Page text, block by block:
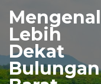
Mengenal
Lebih
Dekat
Bulungan